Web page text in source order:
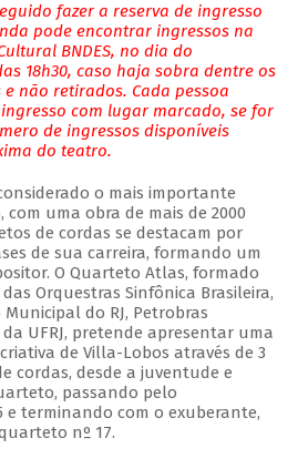
fazer a reserva de ingresso
pode encontrar ingressos na
BNDES, no dia do
18h30, caso haja sobra dentre os
não retirados. Cada pessoa
com lugar marcado, se for
de ingressos disponíveis
do teatro.
o mais importante
uma obra de mais de 2000
de cordas se destacam por
de sua carreira, formando um
O Quarteto Atlas, formado
Orquestras Sinfônica Brasileira,
do RJ, Petrobras
UFRJ, pretende apresentar uma
de Villa-Lobos através de 3
cordas, desde a juventude e
passando pelo
e terminando com o exuberante,
nº 17.